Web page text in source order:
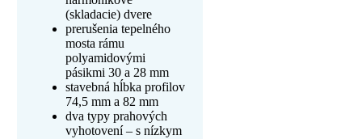
(skladacie) dvere
prerušenia tepelného
mosta rámu
polyamidovými
pásikmi 30 a 28 mm
stavebná hĺbka profilov
74,5 mm a 82 mm
dva typy prahových
vyhotovení – s nízkym